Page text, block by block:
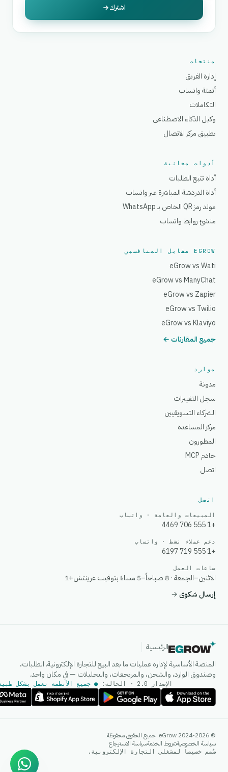
اشترك
منتجات
إدارة الفريق
أتمتة واتساب
التكاملات
وكيل الذكاء الاصطناعي
تطبيق مركز الاتصال
أدوات مجانية
أداة تتبع الطلبات
أداة الدردشة المباشرة عبر واتساب
مولد رمز QR الخاص بـ WhatsApp
منشئ روابط واتساب
EGROW مقابل المنافسين
eGrow vs Wati
eGrow vs ManyChat
eGrow vs Zapier
eGrow vs Twilio
eGrow vs Klaviyo
جميع المقارنات ←
موارد
مدونة
سجل التغييرات
الشركاء التسويقيين
مركز المساعدة
المطورون
خادم MCP
اتصل
اتصل
المبيعات والعامة · واتساب
+1 555 706 4469
دعم عملاء نشط · واتساب
+1 555 719 6197
ساعات العمل
الاثنين–الجمعة · 8 صباحاً–5 مساءً بتوقيت غرينتش+1
إرسال شكوى→
الرئيسية
المنصة الأساسية لإدارة عمليات ما بعد البيع للتجارة الإلكترونية. الطلبات،
وصندوق الوارد، والشحن، والمرتجعات، والتحليلات — في مكان واحد.
الإصدار 2.0 · الحالة: ● جميع الأنظمة تعمل بشكل
© 2024-2026 eGrow. جميع الحقوق محفوظة.
سياسة الخصوصيةشروط الخدمةسياسة الاسترجاع
صُمم خصيصاً لمشغلي التجارة الإلكترونية.
إجابات فورية على واتساب